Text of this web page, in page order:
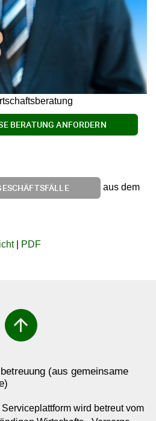
BERATUNG ANFORDERN
aus dem
| PDF
arrow_upward
(aus gemeinsame
Serviceplattform wird betreut vom